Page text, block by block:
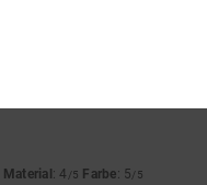
Material: 4 /5 Farbe: 5/5